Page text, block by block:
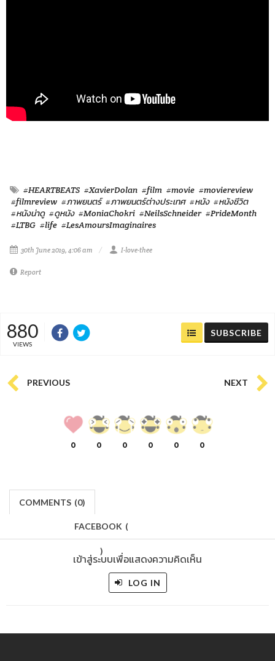
#HEARTBEATS #XavierDolan #film #movie #moviereview
#filmreview #ภาพยนตร์ #ภาพยนตร์ต่างประเทศ #หนัง #หนังชีวิต
#หนังน่าดู #ดูหนัง #MoniaChokri #NeilsSchneider #PrideMonth
#LTBG #life #LesAmoursImaginaires
30th June 2019, 4:06 am I-love-thee
Report
880
VIEWS
SUBSCRIBE
PREVIOUS NEXT
0 0 0 0 0 0
COMMENTS (0)
FACEBOOK (
)
เข้าสู่ระบบเพื่อแสดงความคิดเห็น
LOG IN